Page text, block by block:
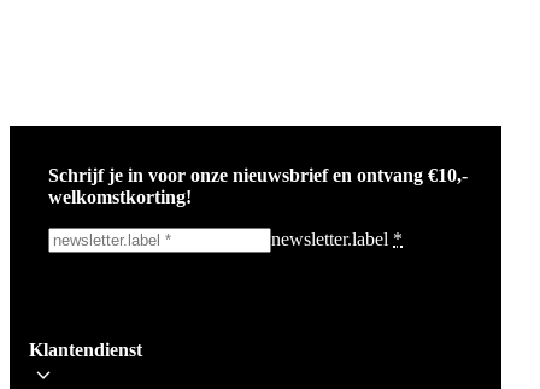
Schrijf je in voor onze nieuwsbrief en ontvang €10,-
welkomstkorting!
newsletter.label *
Wees op de hoogte voor het laatste nieuws, campagnes en acties. We
mail niet delen en geen spam verzenden.
Klantendienst